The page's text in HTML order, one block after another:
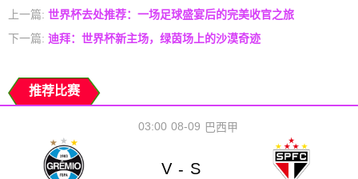
上一篇: 世界杯去处推荐：一场足球盛宴后的完美收官之旅
下一篇: 迪拜：世界杯新主场，绿茵场上的沙漠奇迹
推荐比赛
08-09
03:00 巴西甲
V - S